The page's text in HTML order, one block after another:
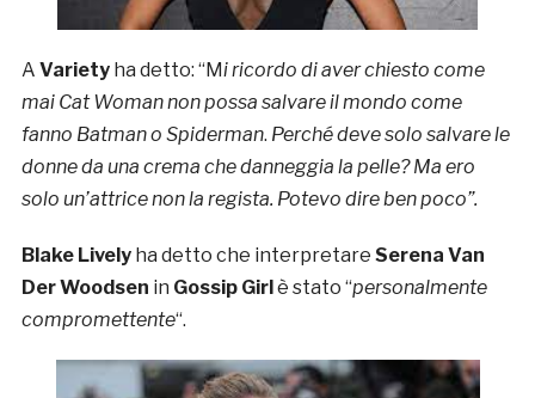
A Varietyha detto: “Mi ricordo di aver chiesto come
mai Cat Woman non possa salvare il mondo come
fanno Batman o Spiderman. Perché deve solo salvare le
donne da una crema che danneggia la pelle? Ma ero
solo un’attrice non la regista. Potevo dire ben poco”.
Blake Livelyha detto che interpretare Serena Van
Der Woodsen in Gossip Girlè stato “personalmente
compromettente“.